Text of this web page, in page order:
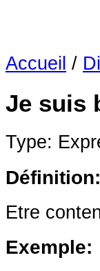
Accueil /
Je suis
Type:
Définition:
Etre
Exemple: